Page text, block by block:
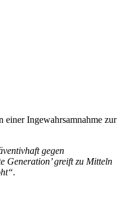
einer Ingewahrsamnahme zur
gegen
Generation’ greift zu Mitteln